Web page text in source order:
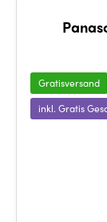
Gratisversand
inkl. Gratis